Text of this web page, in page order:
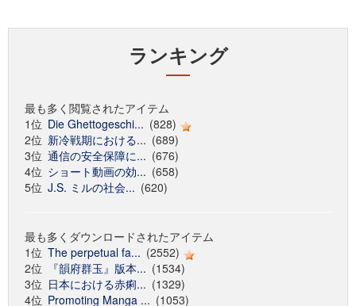
ランキング
最も多く閲覧されたアイテム
1位 Die Ghettogeschi... (828)
2位 新冷戦期における... (689)
3位 通信の安全保障に... (676)
4位 ショート動画の効... (658)
5位 J.S. ミルの社会... (620)
最も多くダウンロードされたアイテム
1位 The perpetual fa... (2552)
2位
『韻府群玉』版本... (1534)
3位 日本における赤痢... (1329)
4位 Promoting Manga ... (1053)